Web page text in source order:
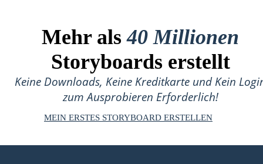
Mehr als40 Millionen
Storyboards erstellt
Keine Downloads, Keine Kreditkarte und Kein
zum Ausprobieren Erforderlich!
MEIN ERSTES STORYBOARD ERSTELLEN